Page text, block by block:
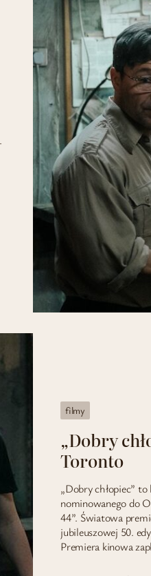
filmy
„Dobry
Toronto
„Dobry chłopiec”
nominowanego do
44”. Światowa
jubileuszowej 50.
Premiera kinowa